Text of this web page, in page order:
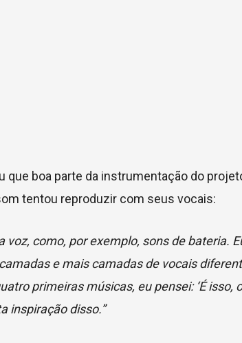
que boa parte da instrumentação do
tentou reproduzir com seus vocais:
voz, como, por exemplo, sons de bateria.
e mais camadas de vocais
primeiras músicas, eu pensei: ‘É isso, o
inspiração disso.”